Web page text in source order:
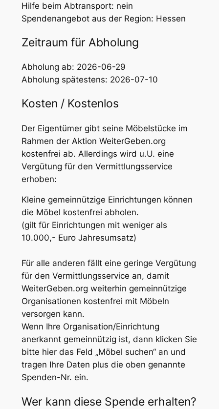
Hilfe beim Abtransport: nein
Spendenangebot aus der Region: Hessen
Zeitraum für Abholung
Abholung ab: 2026-06-29
Abholung spätestens: 2026-07-10
Kosten / Kostenlos
Der Eigentümer gibt seine Möbelstücke im
Rahmen der Aktion WeiterGeben.org
kostenfrei ab. Allerdings wird u.U. eine
Vergütung für den Vermittlungsservice
erhoben:
Kleine gemeinnützige Einrichtungen können
die Möbel kostenfrei abholen.
(gilt für Einrichtungen mit weniger als
10.000,- Euro Jahresumsatz)
Für alle anderen fällt eine geringe Vergütung
für den Vermittlungsservice an, damit
WeiterGeben.org weiterhin gemeinnützige
Organisationen kostenfrei mit Möbeln
versorgen kann.
Wenn Ihre Organisation/Einrichtung
anerkannt gemeinnützig ist, dann klicken Sie
bitte hier das Feld „Möbel suchen“ an und
tragen Ihre Daten plus die oben genannte
Spenden-Nr. ein.
Wer kann diese Spende erhalten?